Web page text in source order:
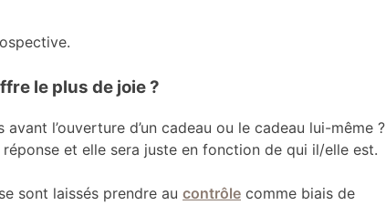
le plus de joie ?
avant l’ouverture d’un cadeau ou le cadeau lui-même ?
et elle sera juste en fonction de qui il/elle est.
sont laissés prendre au contrôle comme biais de